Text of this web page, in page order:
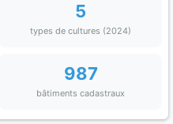
5
types de cultures (2024)
987
bâtiments cadastraux